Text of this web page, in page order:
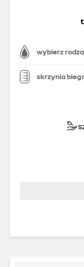
wybierz
skrzynia